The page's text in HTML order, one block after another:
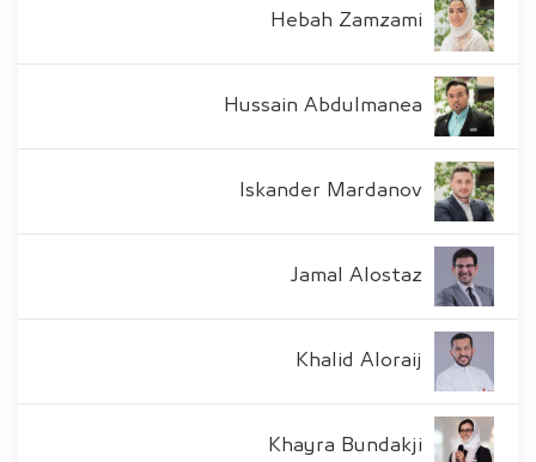
Hebah Zamzami
Hussain Abdulmanea
Iskander Mardanov
Jamal Alostaz
Khalid Aloraij
Khayra Bundakji